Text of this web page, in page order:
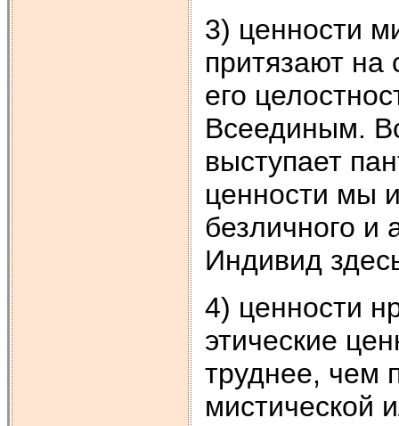
3) ценности
притязают на
его
Всеединым.
выступает
ценности мы
безличного и
Индивид
4) ценности
этические
труднее, чем
мистической